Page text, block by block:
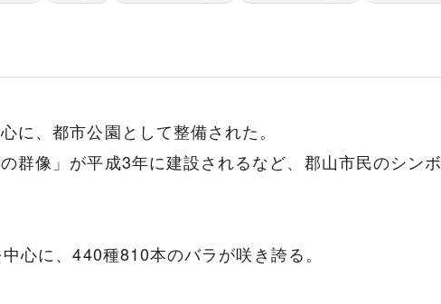
に、都市公園として整備された。
群像」が平成3年に建設されるなど、郡山市民のシン
心に、440種810本のバラが咲き誇る。